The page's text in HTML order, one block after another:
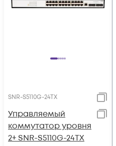
SNR-S5110G-24TX
Управляемый
коммутатор уровня
2+ SNR-S5110G-24TX